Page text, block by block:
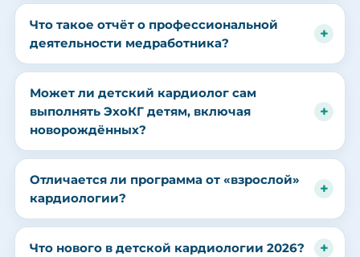
Что такое отчёт о профессиональной
деятельности медработника?
Может ли детский кардиолог сам
выполнять ЭхоКГ детям, включая
новорождённых?
Отличается ли программа от «взрослой»
кардиологии?
Что нового в детской кардиологии 2026?